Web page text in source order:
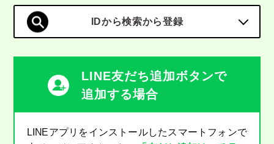
IDから検索から登録
LINE友だち追加ボタンで
追加する場合
LINEアプリをインストールしたスマートフォンで